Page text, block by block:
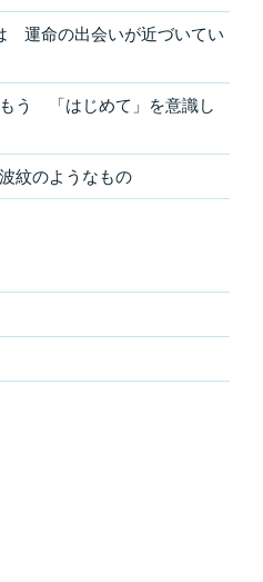
運命の出会いが近づいてい
う 「はじめて」を意識し
紋のようなもの